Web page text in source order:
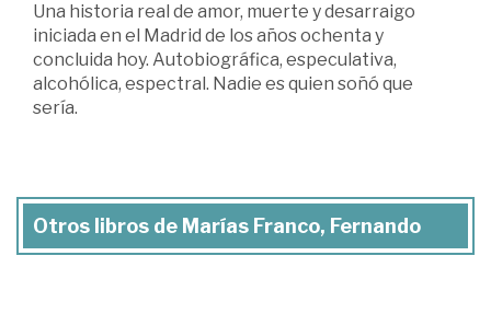
Una historia real de amor, muerte y desarraigo
iniciada en el Madrid de los años ochenta y
concluida hoy. Autobiográfica, especulativa,
alcohólica, espectral. Nadie es quien soñó que
sería.
Otros libros de Marías Franco, Fernando